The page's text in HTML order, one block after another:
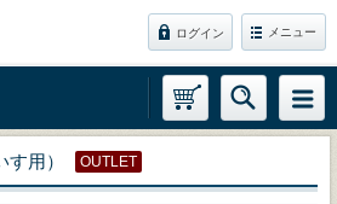
ログイン メニュー
す用） OUTLET